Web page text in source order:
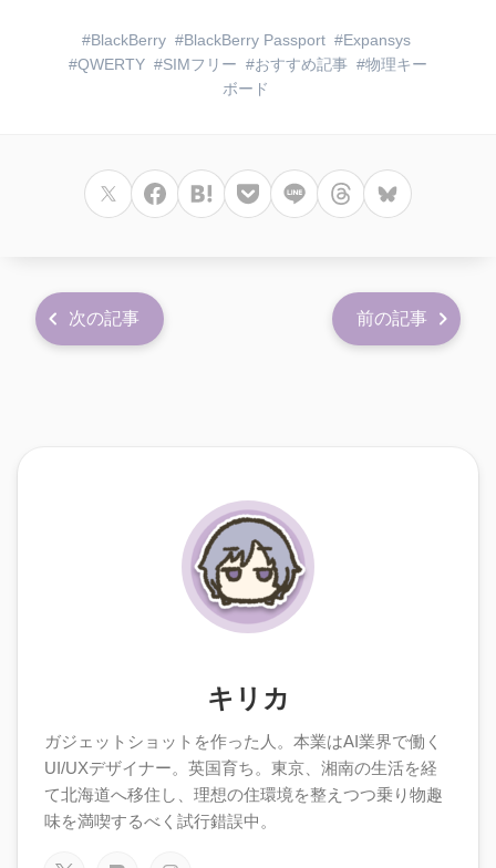
BlackBerry BlackBerry Passport
Expansys
QWERTY
SIMフリー おすすめ記事
物理キー
ボード
次の記事 前の記事
キリカ
ガジェットショットを作った人。本業はAI業界で働く
UI/UXデザイナー。英国育ち。東京、湘南の生活を経
て北海道へ移住し、理想の住環境を整えつつ乗り物趣
味を満喫するべく試行錯誤中。